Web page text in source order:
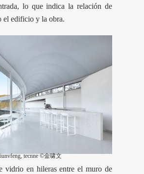
lo que indica la relación de
el edificio y la obra.
tecnne ©金啸文
vidrio en hileras entre el muro de